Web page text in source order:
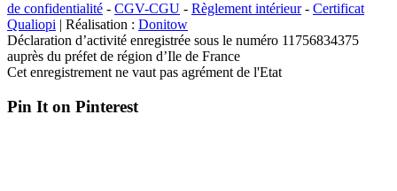
de confidentialité - CGV-CGU - Règlement intérieur- Certificat
Qualiopi | Réalisation : Donitow
Déclaration d’activité enregistrée sous le numéro 11756834375
auprès du préfet de région d’Ile de France
Cet enregistrement ne vaut pas agrément de l'Etat
Pin It on Pinterest